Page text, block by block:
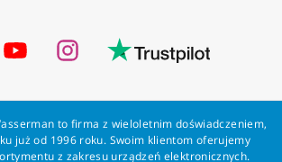
to firma z wieloletnim doświadczeniem,
już od 1996 roku. Swoim klientom oferujemy
z zakresu urządzeń elektronicznych.